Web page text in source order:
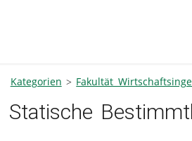
Kategorien Fakultät
Statische